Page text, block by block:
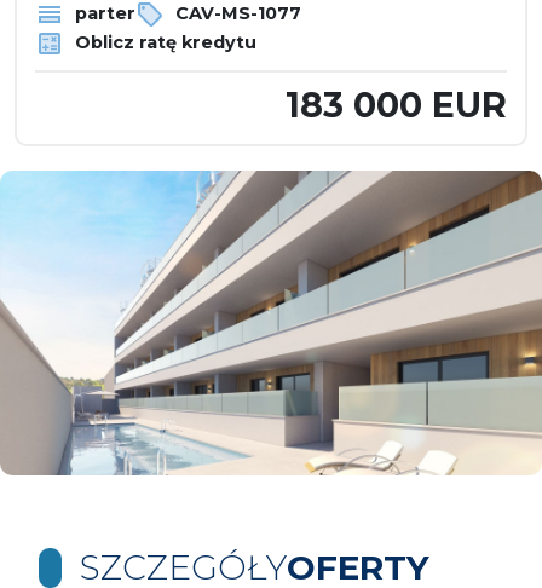
parter
CAV-MS-1077
Oblicz ratę kredytu
183 000 EUR
SZCZEGÓŁYOFERTY